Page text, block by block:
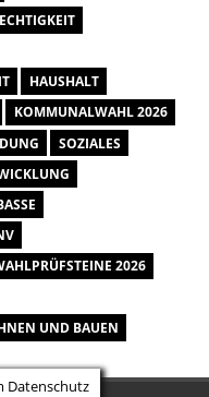
HAUSHALT
KOMMUNALWAHL 2026
SOZIALES
2026
UND BAUEN
Datenschutz